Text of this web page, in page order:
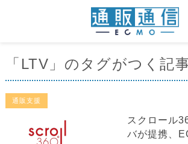
「LTV」のタグがつく記
通販支援
スクロール
バが提携、